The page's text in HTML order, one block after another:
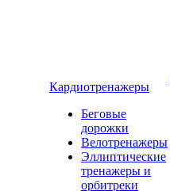
Кардиотренажеры
Беговые
дорожки
Велотренажеры
Эллиптические
тренажеры и
орбитреки